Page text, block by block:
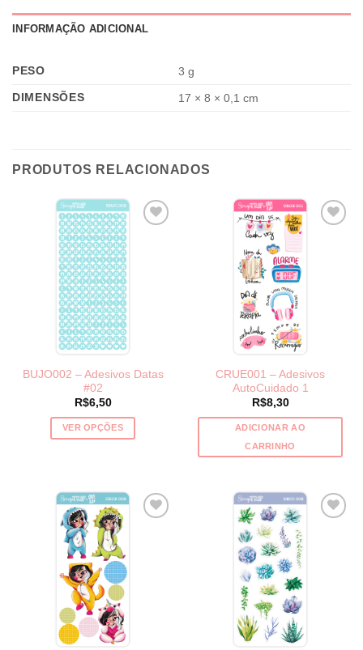
INFORMAÇÃO ADICIONAL
PESO
3 g
DIMENSÕES
17 × 8 × 0,1 cm
PRODUTOS RELACIONADOS
BUJO002 – Adesivos Datas
#02
R$6,50
VER OPÇÕES
várias
variantes.
As
opções
podem
ser
escolhidas
na
página
CRUE001 – Adesivos
AutoCuidado 1
R$8,30
ADICIONAR AO
CARRINHO